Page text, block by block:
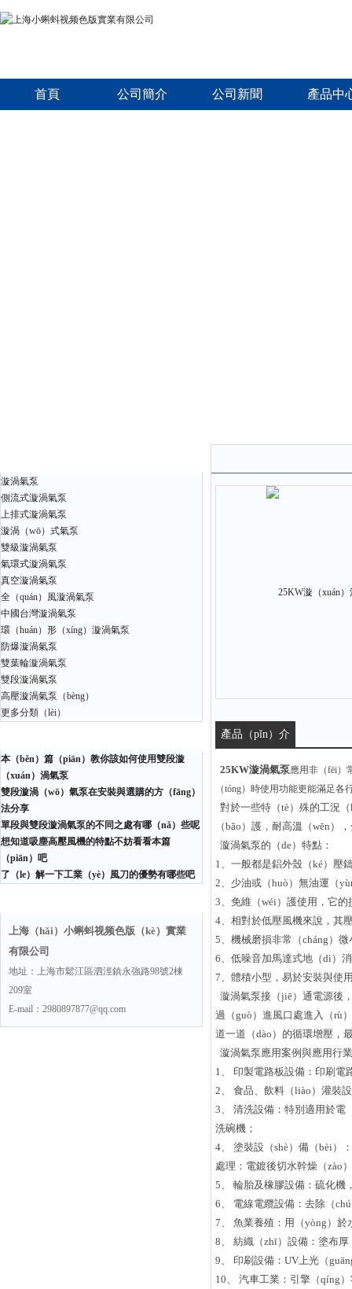
首頁 公司簡介 公司新聞 產品中
漩渦氣泵
側流式漩渦氣泵
上排式漩渦氣泵
漩渦（wō）式氣泵
雙級漩渦氣泵
氣環式漩渦氣泵
真空漩渦氣泵
全（quán）風漩渦氣泵
中國台灣漩渦氣泵
環（huán）形（xíng）漩渦氣泵
防爆漩渦氣泵
雙葉輪漩渦氣泵
雙段漩渦氣泵
高壓漩渦氣泵（bèng）
更多分類（lèi）
本（běn）篇（piān）教你該如何使用雙段漩
（xuán）渦氣泵
雙段漩渦（wō）氣泵在安裝與選購的方（fāng）
法分享
單段與雙段漩渦氣泵的不同之處有哪（nǎ）些呢
想知道吸塵高壓風機的特點不妨看看本篇
（piān）吧
了（le）解一下工業（yè）風刀的優勢有哪些吧
上海（hǎi）小蝌蚪视频色版（kè）實業
有限公司
地址：上海市鬆江區泗涇鎮永強路98號2棟
209室
E-mail：2980897877@qq.com
產品（pǐn）介
25KW漩渦氣泵應用非（fēi）
（tóng）時使用功能更能滿足
對於一些特（tè）殊的工況
（bǎo）護，耐高溫（wēn）
漩渦氣泵的（de）特點：
1、一般都是鋁外殼（ké）壓
2、少油或（huò）無油運（
3、免維（wéi）護使用，它
4、相對於低壓風機來說，其
5、機械磨損非常（cháng）
6、低噪音加馬達式地（dì）
7、體積小型，易於安裝與使
漩渦氣泵接（jiē）通電源後
過（guò）進風口處進入（rù
道一道（dào）的循環增壓，
漩渦氣泵應用案例與應用行
1、 印製電路板設備：印刷電
2、 食品、飲料（liào）灌裝
3、 清洗設備：特別適用於電
洗碗機；
4、 塗裝設（shè）備（bèi）
處理：電鍍後切水幹燥（zào
5、 輪胎及橡膠設備：硫化機
6、 電線電纜設備：去除（
7、 魚業養殖：用（yòng）
8、 紡織（zhī）設備：塗布
9、 印刷設備：UV上光（
10、 汽車工業：引擎（qíng